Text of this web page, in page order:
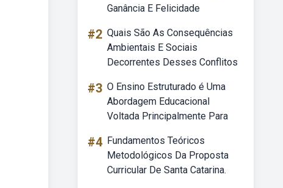
Ganância E Felicidade
#2 Quais São As Consequências
Ambientais E Sociais
Decorrentes Desses Conflitos
#3 O Ensino Estruturado é Uma
Abordagem Educacional
Voltada Principalmente Para
#4 Fundamentos Teóricos
Metodológicos Da Proposta
Curricular De Santa Catarina.